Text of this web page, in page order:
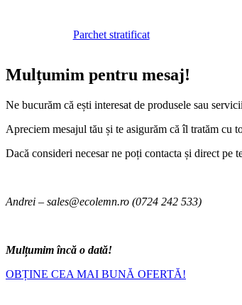
Parchet stratificat
Mulțumim pentru mesaj!
Ne bucurăm că ești interesat de produsele sau
Apreciem mesajul tău și te asigurăm că îl tratăm cu
Dacă consideri necesar ne poți contacta și direct pe
Andrei – sales@ecolemn.ro (0724 242 533)
Mulțumim încă o dată!
OBȚINE CEA MAI BUNĂ OFERTĂ!